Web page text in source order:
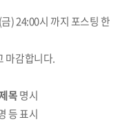
) 24:00시 까지 포스팅 한
마감합니다.
목명시
등 표시